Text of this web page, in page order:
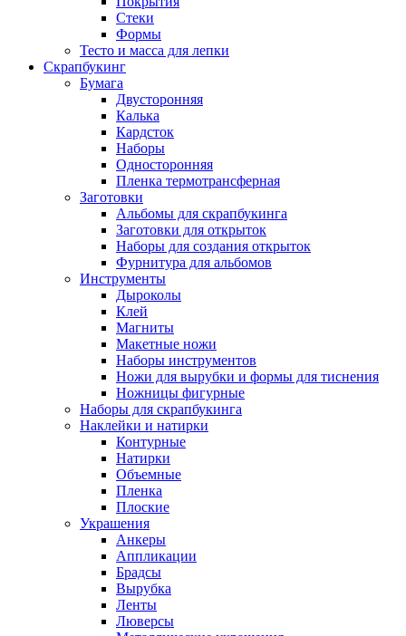
Стеки
Формы
Тесто и масса для лепки
Скрапбукинг
Бумага
Двусторонняя
Калька
Кардсток
Наборы
Односторонняя
Пленка термотрансферная
Заготовки
Альбомы для скрапбукинга
Заготовки для открыток
Наборы для создания открыток
Фурнитура для альбомов
Инструменты
Дыроколы
Клей
Магниты
Макетные ножи
Наборы инструментов
Ножи для вырубки и формы для тиснения
Ножницы фигурные
Наборы для скрапбукинга
Наклейки и натирки
Контурные
Натирки
Объемные
Пленка
Плоские
Украшения
Анкеры
Аппликации
Брадсы
Вырубка
Ленты
Люверсы